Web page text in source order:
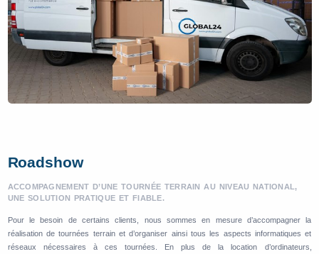
Roadshow
ACCOMPAGNEMENT D’UNE TOURNÉE TERRAIN AU NIVEAU NATIONAL,
UNE SOLUTION PRATIQUE ET FIABLE.
Pour le besoin de certains clients, nous sommes en mesure d’accompagner la
réalisation de tournées terrain et d’organiser ainsi tous les aspects informatiques et
réseaux nécessaires à ces tournées. En plus de la location d’ordinateurs,